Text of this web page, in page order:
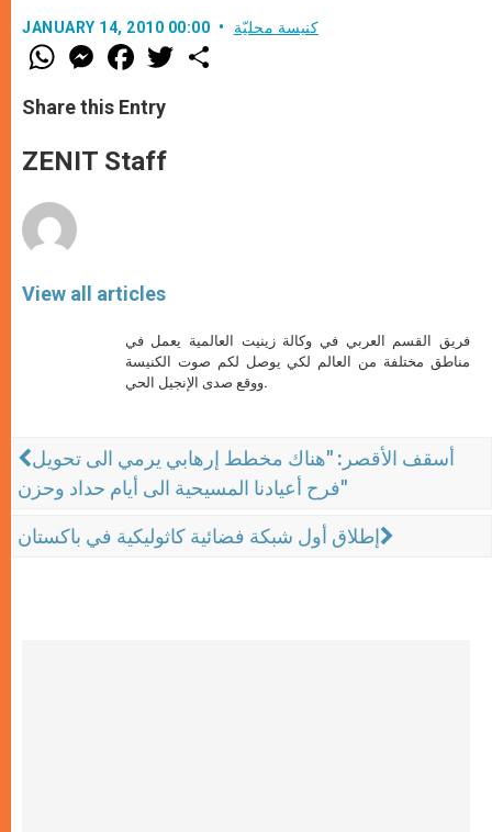
JANUARY 14, 2010 00:00 كنيسة محليّة
W
h
t
s
p
p
M
e
s
e
g
e
F
a
e
b
o
k
w
Share this Entry
ZENIT Staff
View all articles
فريق القسم العربي في وكالة زينيت العالمية يعمل في
مناطق مختلفة من العالم لكي يوصل لكم صوت الكنيسة
ووقع صدى الإنجيل الحي.
أسقف الأقصر: "هناك مخطط إرهابي يرمي الى تحويل
فرح أعيادنا المسيحية الى أيام حداد وحزن"
إطلاق أول شبكة فضائية كاثوليكية في باكستان